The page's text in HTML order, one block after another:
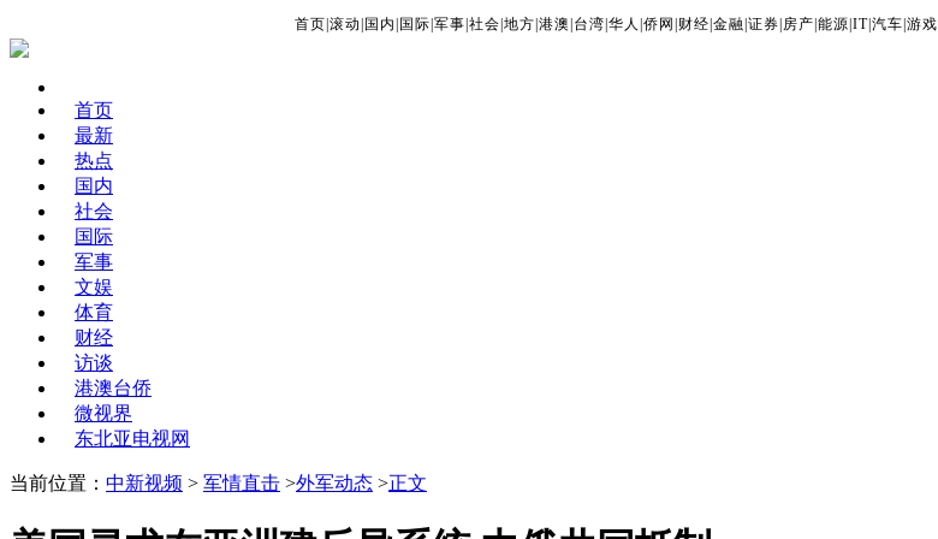
首页 滚动 国内 国际 军事 社会 地方 港澳 台湾 华人 侨网 财经 金融 证券 房产 能源 IT| 汽车 游戏
首页
最新
热点
国内
社会
国际
军事
文娱
体育
财经
访谈
港澳台侨
微视界
东北亚电视网
当前位置： 中新视频 > 军情直击 >外军动态 >正文